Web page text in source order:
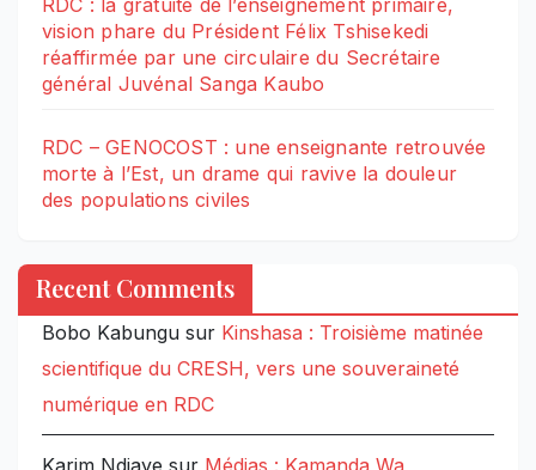
vision phare du Président Félix Tshisekedi
réaffirmée par une circulaire du Secrétaire
général Juvénal Sanga Kaubo
RDC – GENOCOST : une enseignante retrouvée
morte à l’Est, un drame qui ravive la douleur
des populations civiles
Recent Comments
Bobo Kabungu sur Kinshasa : Troisième matinée
scientifique du CRESH, vers une souveraineté
numérique en RDC
Karim Ndiaye sur Médias : Kamanda Wa